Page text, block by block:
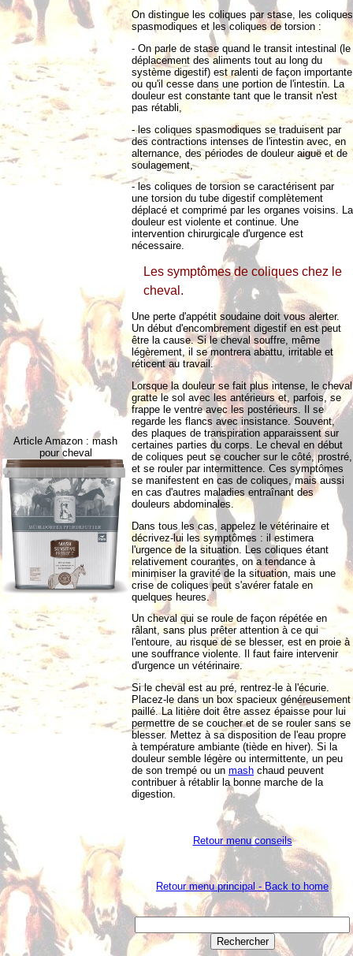
Article Amazon : mash
pour cheval
On distingue les coliques par stase, les coliques
spasmodiques et les coliques de torsion :
- On parle de stase quand le transit intestinal (le
déplacement des aliments tout au long du
système digestif) est ralenti de façon importante
ou qu'il cesse dans une portion de l'intestin. La
douleur est constante tant que le transit n'est
pas rétabli,
- les coliques spasmodiques se traduisent par
des contractions intenses de l'intestin avec, en
alternance, des périodes de douleur aiguë et de
soulagement,
- les coliques de torsion se caractérisent par
une torsion du tube digestif complètement
déplacé et comprimé par les organes voisins. La
douleur est violente et continue. Une
intervention chirurgicale d'urgence est
nécessaire.
Les symptômes de coliques chez le
cheval.
Une perte d'appétit soudaine doit vous alerter.
Un début d'encombrement digestif en est peut
être la cause. Si le cheval souffre, même
légèrement, il se montrera abattu, irritable et
réticent au travail.
Lorsque la douleur se fait plus intense, le cheval
gratte le sol avec les antérieurs et, parfois, se
frappe le ventre avec les postérieurs. Il se
regarde les flancs avec insistance. Souvent,
des plaques de transpiration apparaissent sur
certaines parties du corps. Le cheval en début
de coliques peut se coucher sur le côté, prostré,
et se rouler par intermittence. Ces symptômes
se manifestent en cas de coliques, mais aussi
en cas d'autres maladies entraînant des
douleurs abdominales.
Dans tous les cas, appelez le vétérinaire et
décrivez-lui les symptômes : il estimera
l'urgence de la situation. Les coliques étant
relativement courantes, on a tendance à
minimiser la gravité de la situation, mais une
crise de coliques peut s'avérer fatale en
quelques heures.
Un cheval qui se roule de façon répétée en
râlant, sans plus prêter attention à ce qui
l'entoure, au risque de se blesser, est en proie à
une souffrance violente. Il faut faire intervenir
d'urgence un vétérinaire.
Si le cheval est au pré, rentrez-le à l'écurie.
Placez-le dans un box spacieux généreusement
paillé. La litière doit être assez épaisse pour lui
permettre de se coucher et de se rouler sans se
blesser. Mettez à sa disposition de l'eau propre
à température ambiante (tiède en hiver). Si la
douleur semble légère ou intermittente, un peu
de son trempé ou un mash chaud peuvent
contribuer à rétablir la bonne marche de la
digestion.
Retour menu conseils
Retour menu principal - Back to home